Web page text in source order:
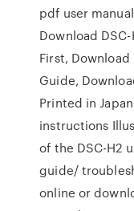
pdf user
Download
First, Download
Guide,
Printed in
instructions
of the DSC-H2
guide/
online or